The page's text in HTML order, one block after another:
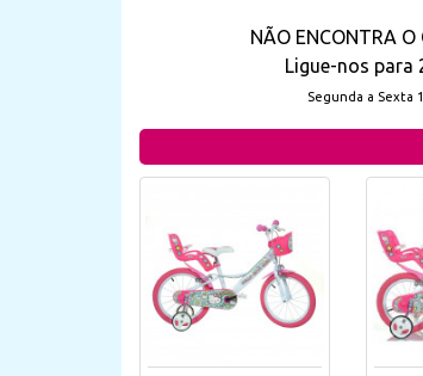
NÃO ENCONTRA O
Ligue-nos para
Segunda a Sexta